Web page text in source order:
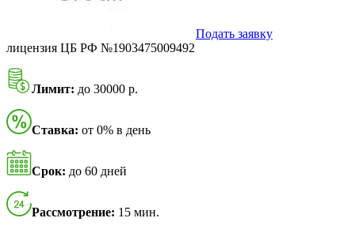
Подать заявку
лицензия ЦБ РФ №1903475009492
Лимит: до 30000 р.
Ставка: от 0% в день
Срок: до 60 дней
Рассмотрение: 15 мин.